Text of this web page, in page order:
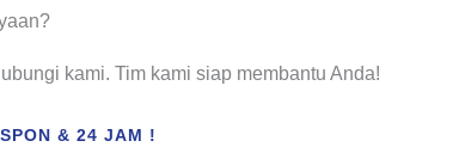
kami. Tim kami siap membantu Anda!
& 24 JAM !